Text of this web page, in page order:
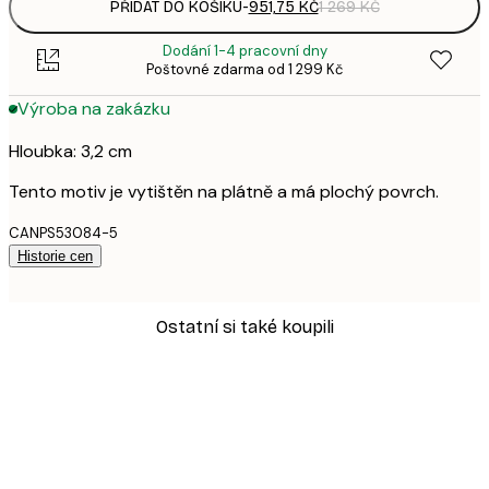
PŘIDAT DO KOŠÍKU-951,75 KČ1 269 KČ
Dodání 1-4 pracovní dny
Poštovné zdarma od 1 299 Kč
Výroba na zakázku
Hloubka: 3,2 cm
Tento motiv je vytištěn na plátně a má plochý povrch.
CANPS53084-5
Historie cen
Ostatní si také koupili